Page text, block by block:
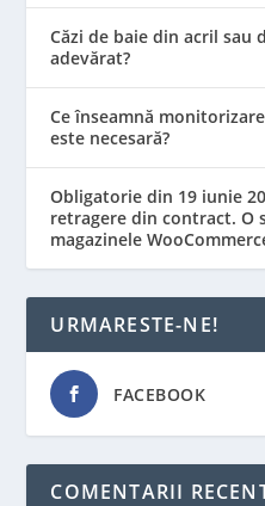
Căzi de baie din acril sau
adevărat?
Ce înseamnă
este necesară?
Obligatorie din 19 iunie
retragere din contract. O
magazinele
URMARESTE-NE!
FACEBOOK
COMENTARII